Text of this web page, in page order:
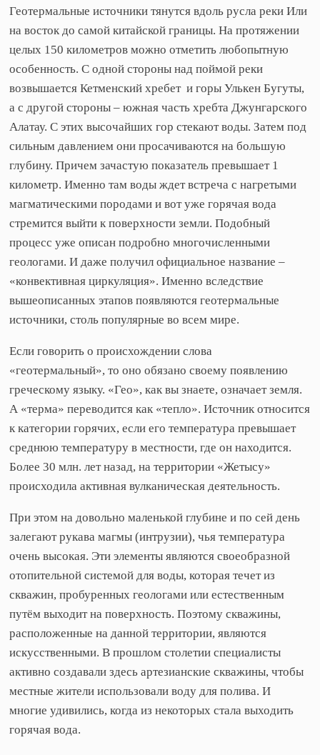
Геотермальные источники тянутся вдоль русла реки Или
на восток до самой китайской границы. На протяжении
целых 150 километров можно отметить любопытную
особенность. С одной стороны над поймой реки
возвышается Кетменский хребет и горы Улькен Бугуты,
а с другой стороны – южная часть хребта Джунгарского
Алатау. С этих высочайших гор стекают воды. Затем под
сильным давлением они просачиваются на большую
глубину. Причем зачастую показатель превышает 1
километр. Именно там воды ждет встреча с нагретыми
магматическими породами и вот уже горячая вода
стремится выйти к поверхности земли. Подобный
процесс уже описан подробно многочисленными
геологами. И даже получил официальное название –
«конвективная циркуляция». Именно вследствие
вышеописанных этапов появляются геотермальные
источники, столь популярные во всем мире.
Если говорить о происхождении слова
«геотермальный», то оно обязано своему появлению
греческому языку. «Гео», как вы знаете, означает земля.
А «терма» переводится как «тепло». Источник относится
к категории горячих, если его температура превышает
среднюю температуру в местности, где он находится.
Более 30 млн. лет назад, на территории «Жетысу»
происходила активная вулканическая деятельность.
При этом на довольно маленькой глубине и по сей день
залегают рукава магмы (интрузии), чья температура
очень высокая. Эти элементы являются своеобразной
отопительной системой для воды, которая течет из
скважин, пробуренных геологами или естественным
путём выходит на поверхность. Поэтому скважины,
расположенные на данной территории, являются
искусственными. В прошлом столетии специалисты
активно создавали здесь артезианские скважины, чтобы
местные жители использовали воду для полива. И
многие удивились, когда из некоторых стала выходить
горячая вода.